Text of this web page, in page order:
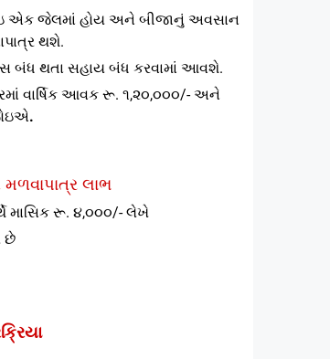
એક જેલમાં હોય અને બીજાનું અવસાન
થશે.
બંધ થતા સહાય બંધ કરવામાં આવશે.
વાર્ષિક આવક રૂ. ૧,૨૦,૦૦૦/- અને
.
લાભ
માસિક રૂ. ૪,૦૦૦/- લેખે
છે